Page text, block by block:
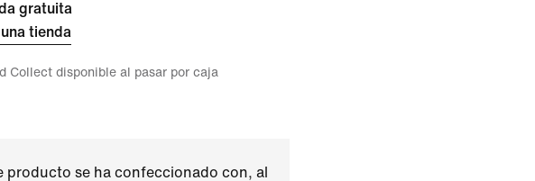
gratuita
tienda
Collect disponible al pasar por caja
producto se ha confeccionado con, al